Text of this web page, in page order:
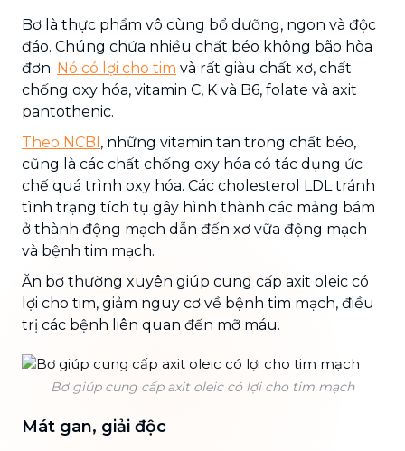
Bơ là thực phẩm vô cùng bổ dưỡng, ngon và độc
đáo. Chúng chứa nhiều chất béo không bão hòa
đơn. Nó có lợi cho tim và rất giàu chất xơ, chất
chống oxy hóa, vitamin C, K và B6, folate và axit
pantothenic.
Theo NCBI, những vitamin tan trong chất béo,
cũng là các chất chống oxy hóa có tác dụng ức
chế quá trình oxy hóa. Các cholesterol LDL tránh
tình trạng tích tụ gây hình thành các mảng bám
ở thành động mạch dẫn đến xơ vữa động mạch
và bệnh tim mạch.
Ăn bơ thường xuyên giúp cung cấp axit oleic có
lợi cho tim, giảm nguy cơ về bệnh tim mạch, điều
trị các bệnh liên quan đến mỡ máu.
Bơ giúp cung cấp axit oleic có lợi cho tim mạch
Mát gan, giải độc